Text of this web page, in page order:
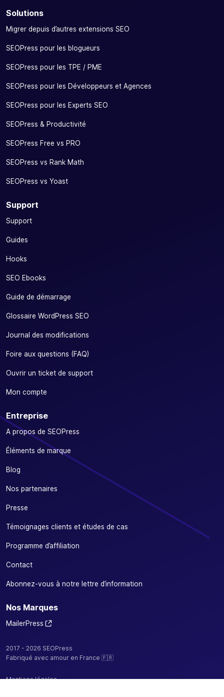
Solutions
Migrer depuis d’autres extensions SEO
SEOPress pour les blogueurs
SEOPress pour les TPE / PME
SEOPress pour les Développeurs et Agences
SEOPress pour les Experts SEO
SEOPress & Productivité
SEOPress Free vs PRO
SEOPress vs Rank Math
SEOPress vs Yoast
Support
Support
Guides
Hooks
SEO Ebooks
Guide de démarrage
Glossaire WordPress SEO
Journal des modifications
Foire aux questions (FAQ)
Ouvrir un ticket de support
Mon compte
Entreprise
A propos de SEOPress
Éléments de marque
Blog
Nos partenaires
Presse
Témoignages clients et études de cas
Programme d’affiliation
Contact
Abonnez-vous à notre lettre d’information
Nos Marques
MailerPress
2017 - 2026 SEOPress
Fabriqué avec amour en France 🇫🇷
Mentions légales